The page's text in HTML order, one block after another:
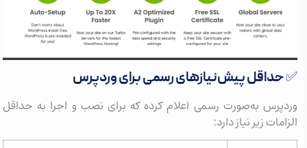
✅ حداقل پیش‌نیازهای رسمی برای وردپرس
وردپرس به‌صورت رسمی اعلام کرده که برای نصب و اجرا به حداقل
الزامات زیر نیاز دارد: